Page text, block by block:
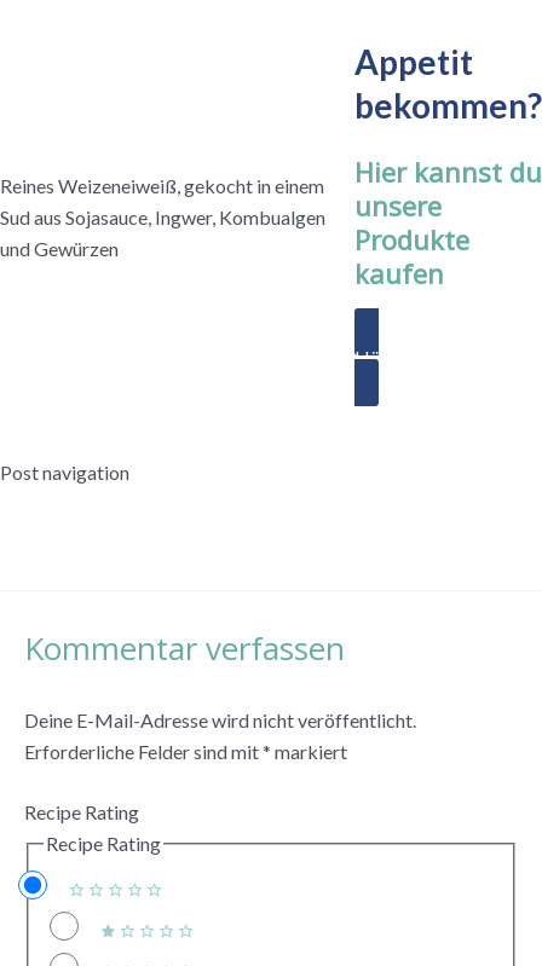
Reines Weizeneiweiß, gekocht in einem
Sud aus Sojasauce, Ingwer, Kombualgen
und Gewürzen
Appetit
bekommen?
Hier kannst du
unsere
Produkte
kaufen
Händler finden
Post navigation
Kommentar verfassen
Deine E-Mail-Adresse wird nicht veröffentlicht.
Erforderliche Felder sind mit* markiert
Recipe Rating
Recipe Rating